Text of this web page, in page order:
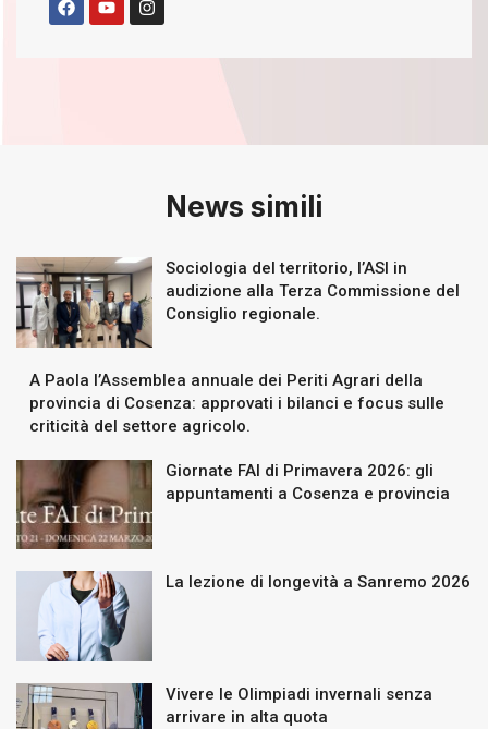
News simili
Sociologia del territorio, l’ASI in
audizione alla Terza Commissione del
Consiglio regionale.
A Paola l’Assemblea annuale dei Periti Agrari della
provincia di Cosenza: approvati i bilanci e focus sulle
criticità del settore agricolo.
Giornate FAI di Primavera 2026: gli
appuntamenti a Cosenza e provincia
La lezione di longevità a Sanremo 2026
Vivere le Olimpiadi invernali senza
arrivare in alta quota